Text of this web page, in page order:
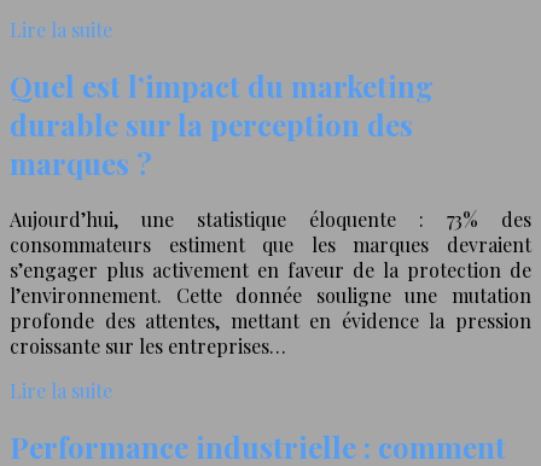
Lire la suite
Quel est l’impact du marketing
durable sur la perception des
marques ?
Aujourd’hui, une statistique éloquente : 73% des
consommateurs estiment que les marques devraient
s’engager plus activement en faveur de la protection de
l’environnement. Cette donnée souligne une mutation
profonde des attentes, mettant en évidence la pression
croissante sur les entreprises…
Lire la suite
Performance industrielle : comment